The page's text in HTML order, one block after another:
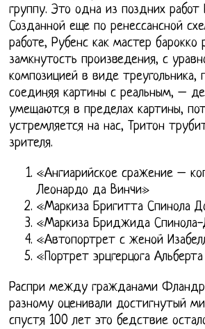
группу. Это одна из поздних работ
Созданной еще по ренессансной
работе, Рубенс как мастер барокко
замкнутость произведения, с
композицией в виде треугольника,
соединяя картины с реальным, –
умещаются в пределах картины,
устремляется на нас, Тритон
зрителя.
«Ангиарийское сражение –
Леонардо да Винчи»
«Маркиза Бригитта Спинола
«Маркиза Бриджида
«Автопортрет с женой
«Портрет эрцгерцога
Распри между гражданами
разному оценивали достигнутый
спустя 100 лет это бедствие